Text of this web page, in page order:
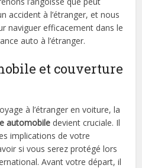
accident à l’étranger, et nous
naviguer efficacement dans le
auto à l’étranger.
et couverture
à l’étranger en voiture, la
automobile devient cruciale. Il
implications de votre
si vous serez protégé lors
Avant votre départ, il